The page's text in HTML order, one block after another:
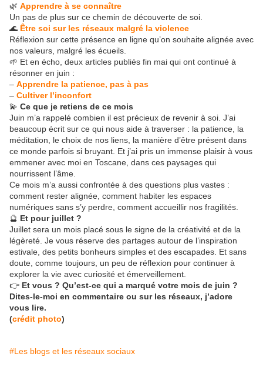
🌿 Apprendre à se connaître
Un pas de plus sur ce chemin de découverte de soi.
🌊 Être soi sur les réseaux malgré la violence
Réflexion sur cette présence en ligne qu’on souhaite alignée avec
nos valeurs, malgré les écueils.
🌱 Et en écho, deux articles publiés fin mai qui ont continué à
résonner en juin :
– Apprendre la patience, pas à pas
– Cultiver l’inconfort
💫 Ce que je retiens de ce mois
Juin m’a rappelé combien il est précieux de revenir à soi. J’ai
beaucoup écrit sur ce qui nous aide à traverser : la patience, la
méditation, le choix de nos liens, la manière d’être présent dans
ce monde parfois si bruyant. Et j’ai pris un immense plaisir à vous
emmener avec moi en Toscane, dans ces paysages qui
nourrissent l’âme.
Ce mois m’a aussi confrontée à des questions plus vastes :
comment rester alignée, comment habiter les espaces
numériques sans s’y perdre, comment accueillir nos fragilités.
🔮 Et pour juillet ?
Juillet sera un mois placé sous le signe de la créativité et de la
légèreté. Je vous réserve des partages autour de l’inspiration
estivale, des petits bonheurs simples et des escapades. Et sans
doute, comme toujours, un peu de réflexion pour continuer à
explorer la vie avec curiosité et émerveillement.
👉 Et vous ? Qu’est-ce qui a marqué votre mois de juin ?
Dites-le-moi en commentaire ou sur les réseaux, j’adore
vous lire.
(crédit photo)
#Les blogs et les réseaux sociaux